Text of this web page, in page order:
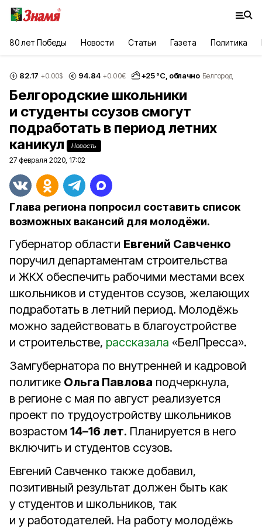
80 лет Победы Новости Статьи Газета Политика
82.17 +0.00$ 94.84 +0.00€ +25°С, облачно Белгород
Белгородские школьники
и студенты ссузов смогут
подработать в период летних
каникул
Новость
27 февраля 2020, 17:02
Глава региона попросил составить список
возможных вакансий для молодёжи.
Губернатор области Евгений Савченко
поручил департаментам строительства
и ЖКХ обеспечить рабочими местами всех
школьников и студентов ссузов, желающих
подработать в летний период. Молодёжь
можно задействовать в благоустройстве
и строительстве, рассказала «БелПресса».
Замгубернатора по внутренней и кадровой
политике Ольга Павлова подчеркнула,
в регионе с мая по август реализуется
проект по трудоустройству школьников
возрастом 14–16 лет. Планируется в него
включить и студентов ссузов.
Евгений Савченко также добавил,
позитивный результат должен быть как
у студентов и школьников, так
и у работодателей. На работу молодёжь